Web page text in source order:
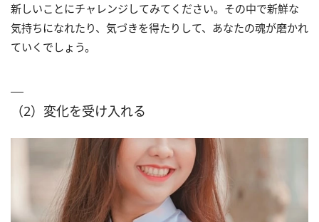
新しいことにチャレンジしてみてください。その中で新鮮な
気持ちになれたり、気づきを得たりして、あなたの魂が磨かれ
ていくでしょう。
（2）変化を受け入れる